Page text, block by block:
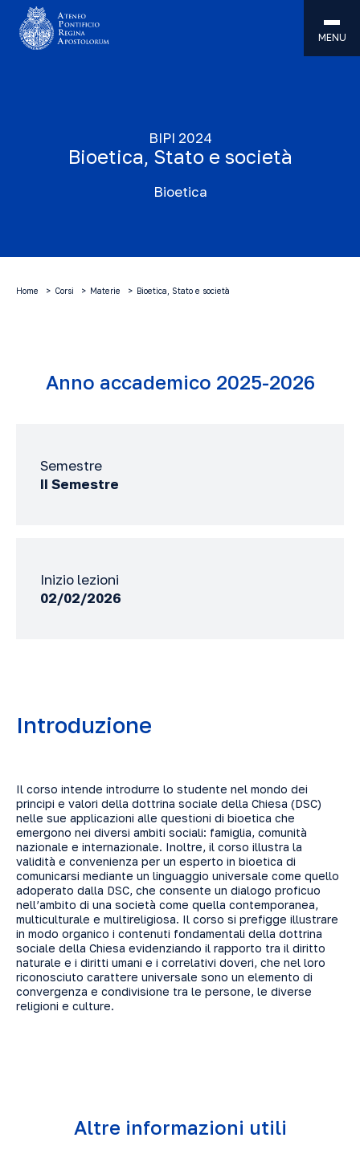
MENU
BIPI 2024
Bioetica, Stato e società
Bioetica
Home Corsi Materie Bioetica, Stato e società
Anno accademico 2025-2026
Semestre
II Semestre
Inizio lezioni
02/02/2026
Introduzione
Il corso intende introdurre lo studente nel mondo dei
principi e valori della dottrina sociale della Chiesa (DSC)
nelle sue applicazioni alle questioni di bioetica che
emergono nei diversi ambiti sociali: famiglia, comunità
nazionale e internazionale. Inoltre, il corso illustra la
validità e convenienza per un esperto in bioetica di
comunicarsi mediante un linguaggio universale come quello
adoperato dalla DSC, che consente un dialogo proficuo
nell’ambito di una società come quella contemporanea,
multiculturale e multireligiosa. Il corso si prefigge illustrare
in modo organico i contenuti fondamentali della dottrina
sociale della Chiesa evidenziando il rapporto tra il diritto
naturale e i diritti umani e i correlativi doveri, che nel loro
riconosciuto carattere universale sono un elemento di
convergenza e condivisione tra le persone, le diverse
religioni e culture.
Altre informazioni utili